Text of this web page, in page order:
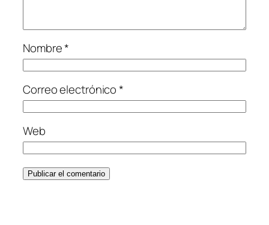
Nombre*
Correo electrónico*
Web